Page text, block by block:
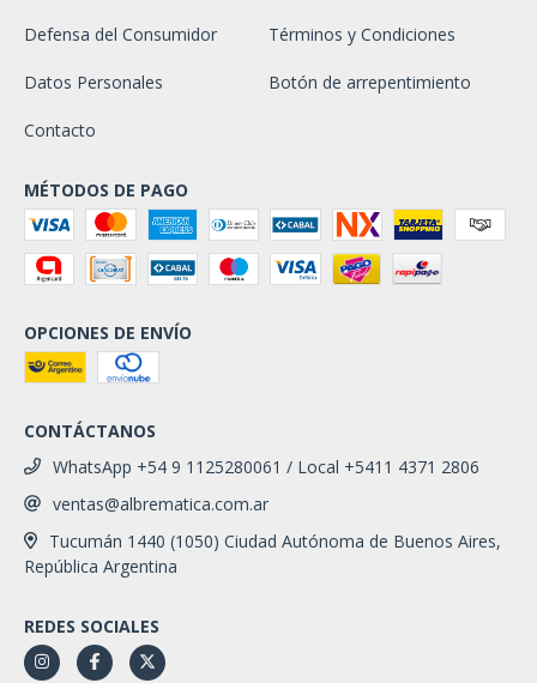
Defensa del Consumidor Términos y Condiciones
Datos Personales Botón de arrepentimiento
Contacto
MÉTODOS DE PAGO
OPCIONES DE ENVÍO
CONTÁCTANOS
WhatsApp +54 9 1125280061 / Local +5411 4371 2806
ventas@albrematica.com.ar
Tucumán 1440 (1050) Ciudad Autónoma de Buenos Aires,
República Argentina
REDES SOCIALES